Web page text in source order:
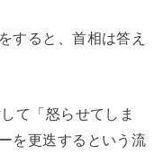
すると、首相は答え
て「怒らせてしま
を更迭するという流